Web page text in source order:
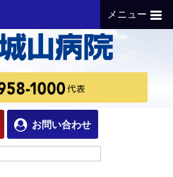
お問い合わせ
メニュー